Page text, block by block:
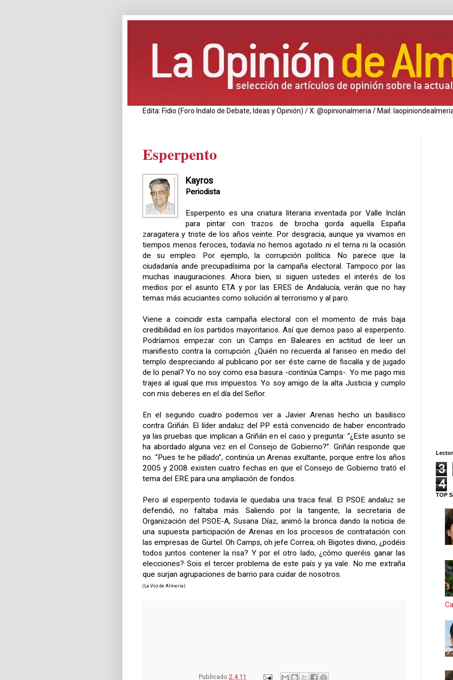
Edita: Fidio (Foro Indalo de Debate, Ideas y Opinión) / X: @opinionalmeria / Mail:
Esperpento
Kayros
Periodista
Esperpento es una criatura literaria inventada por Valle Inclán
para pintar con trazos de brocha gorda aquella España
zaragatera y triste de los años veinte. Por desgracia, aunque ya vivamos en
tiempos menos feroces, todavía no hemos agotado ni el tema ni la ocasión
de su empleo. Por ejemplo, la corrupción política. No parece que la
ciudadanía ande precupadísima por la campaña electoral. Tampoco por las
muchas inauguraciones. Ahora bien, si siguen ustedes el interés de los
medios por el asunto ETA y por las ERES de Andalucía, verán que no hay
temas más acuciantes como solución al terrorismo y al paro.
Viene a coincidir esta campaña electoral con el momento de más baja
credibilidad en los partidos mayoritarios. Así que demos paso al esperpento.
Podríamos empezar con un Camps en Baleares en actitud de leer un
manifiesto contra la corrupción. ¿Quién no recuerda al fariseo en medio del
templo despreciando al publicano por ser éste carne de fiscalía y de jugado
de lo penal? Yo no soy como esa basura -continúa Camps-. Yo me pago mis
trajes al igual que mis impuestos. Yo soy amigo de la alta Justicia y cumplo
con mis deberes en el día del Señor.
En el segundo cuadro podemos ver a Javier Arenas hecho un basilisco
contra Griñán. El líder andaluz del PP está convencido de haber encontrado
ya las pruebas que implican a Griñán en el caso y pregunta: “¿Este asunto se
ha abordado alguna vez en el Consejo de Gobierno?”. Griñán responde que
no. "Pues te he pillado”, continúa un Arenas exultante, porque entre los años
2005 y 2008 existen cuatro fechas en que el Consejo de Gobierno trató el
tema del ERE para una ampliación de fondos.
Pero al esperpento todavía le quedaba una traca final. El PSOE andaluz se
defendió, no faltaba más. Saliendo por la tangente, la secretaria de
Organización del PSOE-A, Susana Díaz, animó la bronca dando la noticia de
una supuesta participación de Arenas en los procesos de contratación con
las empresas de Gürtel. Oh Camps, oh jefe Correa, oh Bigotes divino, ¿podéis
todos juntos contener la risa? Y por el otro lado, ¿cómo queréis ganar las
elecciones? Sois el tercer problema de este país y ya vale. No me extraña
que surjan agrupaciones de barrio para cuidar de nosotros.
(La Voz de Almería)
Publicado 2.4.11
3
4
TOP